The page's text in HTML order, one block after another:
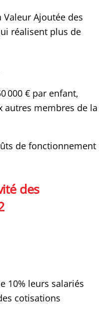
Valeur Ajoutée des
réalisent plus de
000 € par enfant,
autres membres de la
de fonctionnement
des
10% leurs salariés
cotisations